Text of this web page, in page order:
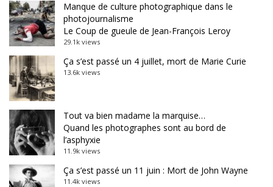
Manque de culture photographique dans le
photojournalisme
Le Coup de gueule de Jean-François Leroy
29.1k views
Ça s’est passé un 4 juillet, mort de Marie Curie
13.6k views
Tout va bien madame la marquise…
Quand les photographes sont au bord de
l’asphyxie
11.9k views
Ça s’est passé un 11 juin : Mort de John Wayne
11.4k views